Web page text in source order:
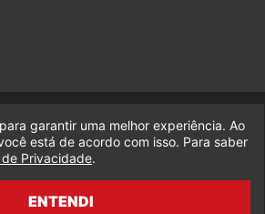
da Marvel, uma empresa da Legado
Enterprises.
fabiolobo
garantir uma melhor experiência. Ao
está de acordo com isso. Para saber
Privacidade.
ENTENDI